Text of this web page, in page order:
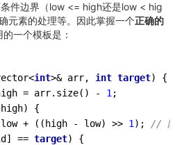
件边界（low <= high还是low < hig
元素的处理等。因此掌握一个正确的
一个模板是：
int>& arr, int target)
{
= arr.size() - 1 ;
{
low + ((high - low) >> 1 ); // 防
== target) {